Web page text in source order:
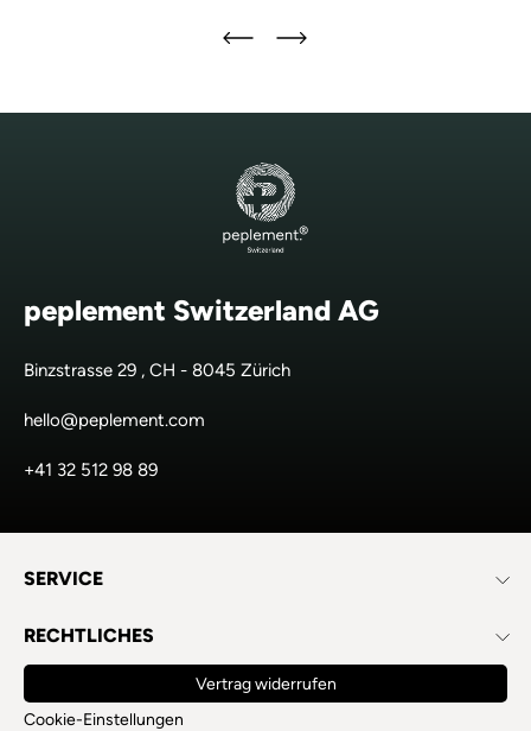
peplement Switzerland AG
Binzstrasse 29 , CH - 8045 Zürich
hello@peplement.com
+41 32 512 98 89
SERVICE
RECHTLICHES
Vertrag widerrufen
Cookie-Einstellungen